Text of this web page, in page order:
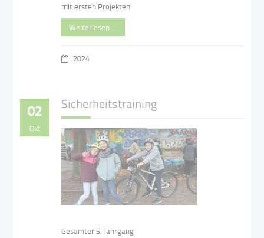
mit ersten Projekten
Weiterlesen …
2024
02
Okt
Sicherheitstraining
Gesamter 5. Jahrgang